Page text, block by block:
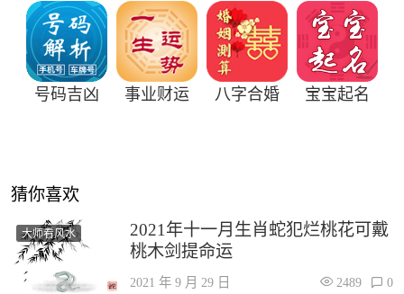
号码吉凶 事业财运 八字合婚 宝宝起名
猜你喜欢
大师看风水
2021年十一月生肖蛇犯烂桃花可戴
桃木剑提命运
2021 年 9 月 29 日 2489 0